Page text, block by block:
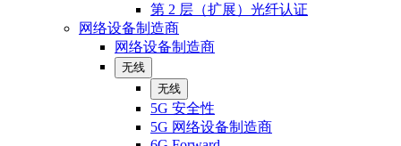
第 2 层（扩展）光纤认证
网络设备制造商
网络设备制造商
无线
无线
5G 安全性
5G 网络设备制造商